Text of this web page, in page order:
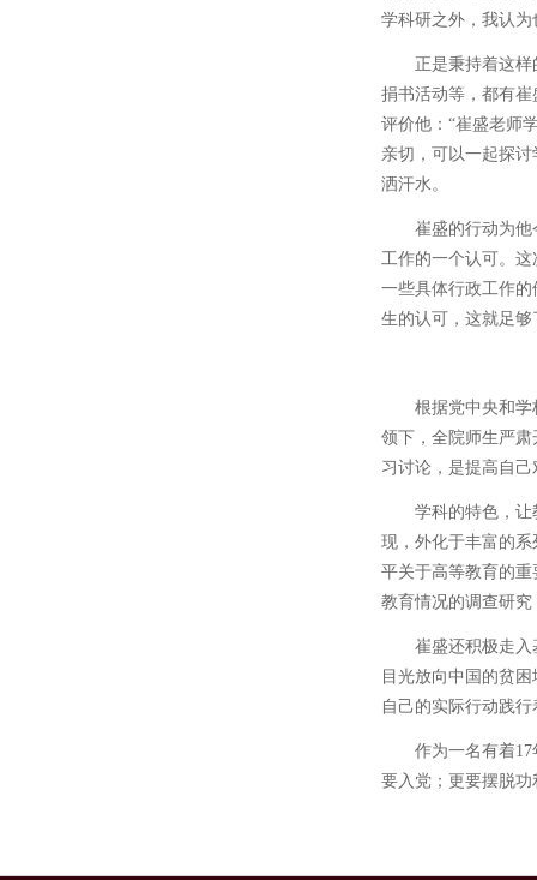
学科研之外，我认
正是秉持着这
捐书活动等，都有
评价他：“崔盛老师
亲切，可以一起探
洒汗水。
崔盛的行动为他
工作的一个认可。
一些具体行政工作
生的认可，这就足够
根据党中央和
领下，全院师生严
习讨论，是提高自
学科的特色，
现，外化于丰富的
平关于高等教育的重
教育情况的调查研究
崔盛还积极走
目光放向中国的贫
自己的实际行动践
作为一名有着
要入党；更要摆脱